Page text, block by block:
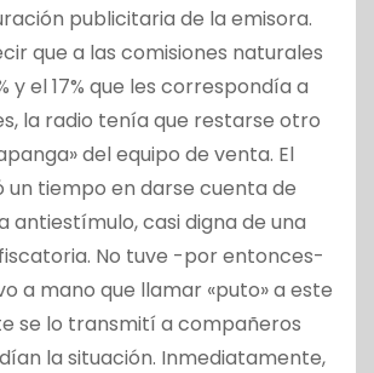
publicitaria de la emisora.
que a las comisiones naturales
y el 17% que les correspondía a
la radio tenía que restarse otro
del equipo de venta. El
tiempo en darse cuenta de
antiestímulo, casi digna de una
No tuve -por entonces-
a mano que llamar «puto» a este
se lo transmití a compañeros
la situación. Inmediatamente,